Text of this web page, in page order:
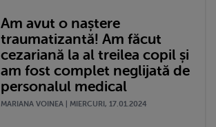
Am avut o naștere
traumatizantă! Am făcut
cezariană la al treilea copil și
am fost complet neglijată de
personalul medical
MARIANA VOINEA | MIERCURI, 17.01.2024